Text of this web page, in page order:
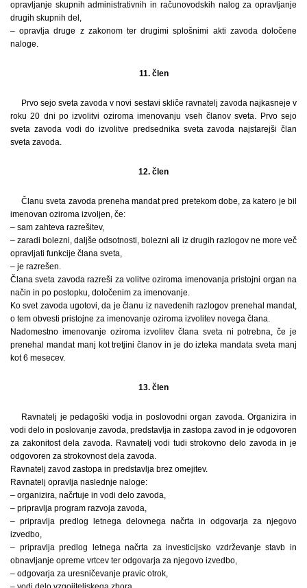
opravljanje skupnih administrativnih in računovodskih nalog za opravljanje
drugih skupnih del,
– opravlja druge z zakonom ter drugimi splošnimi akti zavoda določene
naloge.
11. člen
Prvo sejo sveta zavoda v novi sestavi skliče ravnatelj zavoda najkasneje v
roku 20 dni po izvolitvi oziroma imenovanju vseh članov sveta. Prvo sejo
sveta zavoda vodi do izvolitve predsednika sveta zavoda najstarejši član
sveta zavoda.
12. člen
Članu sveta zavoda preneha mandat pred pretekom dobe, za katero je bil
imenovan oziroma izvoljen, če:
– sam zahteva razrešitev,
– zaradi bolezni, daljše odsotnosti, bolezni ali iz drugih razlogov ne more več
opravljati funkcije člana sveta,
– je razrešen.
Člana sveta zavoda razreši za volitve oziroma imenovanja pristojni organ na
način in po postopku, določenim za imenovanje.
Ko svet zavoda ugotovi, da je članu iz navedenih razlogov prenehal mandat,
o tem obvesti pristojne za imenovanje oziroma izvolitev novega člana.
Nadomestno imenovanje oziroma izvolitev člana sveta ni potrebna, če je
prenehal mandat manj kot tretjini članov in je do izteka mandata sveta manj
kot 6 mesecev.
13. člen
Ravnatelj je pedagoški vodja in poslovodni organ zavoda. Organizira in
vodi delo in poslovanje zavoda, predstavlja in zastopa zavod in je odgovoren
za zakonitost dela zavoda. Ravnatelj vodi tudi strokovno delo zavoda in je
odgovoren za strokovnost dela zavoda.
Ravnatelj zavod zastopa in predstavlja brez omejitev.
Ravnatelj opravlja naslednje naloge:
– organizira, načrtuje in vodi delo zavoda,
– pripravlja program razvoja zavoda,
– pripravlja predlog letnega delovnega načrta in odgovarja za njegovo
izvedbo,
– pripravlja predlog letnega načrta za investicijsko vzdrževanje stavb in
obnavljanje opreme vrtcev ter odgovarja za njegovo izvedbo,
– odgovarja za uresničevanje pravic otrok,